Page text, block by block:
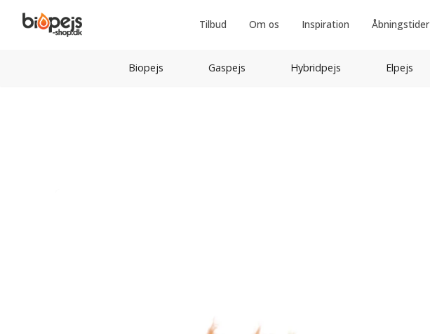
Tilbud Om os Inspiration Åbningstider
Biopejs Gaspejs Hybridpejs Elpejs